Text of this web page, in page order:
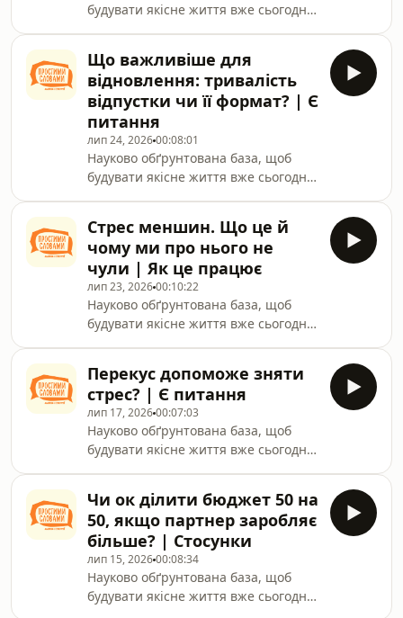
будувати якісне життя вже сьогодні.
coffee, YouTube та Apple Podcasts+ за
посиланням:
https://linktr.ee/pryvit.prostymy.slovamy
Що важливіше для
відновлення: тривалість
відпустки чи її формат? | Є
питання
лип 24, 202600:08:01
Науково обґрунтована база, щоб
будувати якісне життя вже сьогодні.
coffee, YouTube та Apple Podcasts+ за
посиланням:
https://linktr.ee/pryvit.prostymy.slovamy
Стрес меншин. Що це й
чому ми про нього не
чули | Як це працює
лип 23, 202600:10:22
Науково обґрунтована база, щоб
будувати якісне життя вже сьогодні.
coffee, YouTube та Apple Podcasts+ за
посиланням:
https://linktr.ee/pryvit.prostymy.slovamy
Перекус допоможе зняти
стрес? | Є питання
лип 17, 202600:07:03
Науково обґрунтована база, щоб
будувати якісне життя вже сьогодні.
coffee, YouTube та Apple Podcasts+ за
посиланням:
https://linktr.ee/pryvit.prostymy.slovamy
Чи ок ділити бюджет 50 на
50, якщо партнер заробляє
більше? | Стосунки
лип 15, 202600:08:34
Науково обґрунтована база, щоб
будувати якісне життя вже сьогодні.